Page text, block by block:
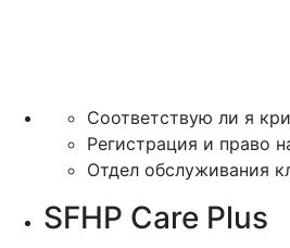
Соответствую ли я
Регистрация и право
Отдел обслуживания
SFHP Care Plus